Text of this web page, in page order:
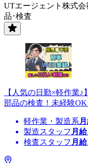
UTエージェント株式
品･検査
【人気の日勤×軽作業
部品の検査！未経験
軽作業・製造系
製造スタッフ 月給
検査スタッフ 月給